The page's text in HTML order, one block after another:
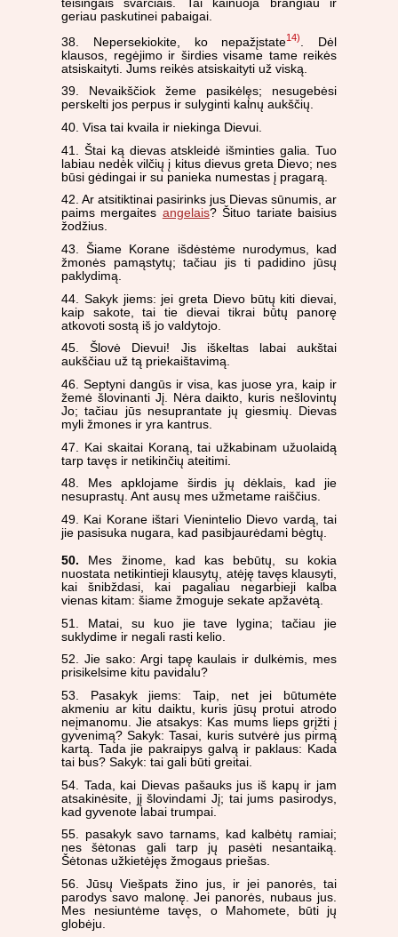
teisingais svarčiais. Tai kainuoja brangiau ir
geriau paskutinei pabaigai.
38. Nepersekiokite, ko nepažįstate14)
. Dėl
klausos, regėjimo ir širdies visame tame reikės
atsiskaityti. Jums reikės atsiskaityti už viską.
39. Nevaikščiok žeme pasikėlęs; nesugebėsi
perskelti jos perpus ir sulyginti kalnų aukščių.
40. Visa tai kvaila ir niekinga Dievui.
41. Štai ką dievas atskleidė išminties galia. Tuo
labiau nedėk vilčių į kitus dievus greta Dievo; nes
būsi gėdingai ir su panieka numestas į pragarą.
42. Ar atsitiktinai pasirinks jus Dievas sūnumis, ar
paims mergaites angelais? Šituo tariate baisius
žodžius.
43. Šiame Korane išdėstėme nurodymus, kad
žmonės pamąstytų; tačiau jis ti padidino jūsų
paklydimą.
44. Sakyk jiems: jei greta Dievo būtų kiti dievai,
kaip sakote, tai tie dievai tikrai būtų panorę
atkovoti sostą iš jo valdytojo.
45. Šlovė Dievui! Jis iškeltas labai aukštai
aukščiau už tą priekaištavimą.
46. Septyni dangūs ir visa, kas juose yra, kaip ir
žemė šlovinanti Jį. Nėra daikto, kuris nešlovintų
Jo; tačiau jūs nesuprantate jų giesmių. Dievas
myli žmones ir yra kantrus.
47. Kai skaitai Koraną, tai užkabinam užuolaidą
tarp tavęs ir netikinčių ateitimi.
48. Mes apklojame širdis jų dėklais, kad jie
nesuprastų. Ant ausų mes užmetame raiščius.
49. Kai Korane ištari Vienintelio Dievo vardą, tai
jie pasisuka nugara, kad pasibjaurėdami bėgtų.
50. Mes žinome, kad kas bebūtų, su kokia
nuostata netikintieji klausytų, atėję tavęs klausyti,
kai šnibždasi, kai pagaliau negarbieji kalba
vienas kitam: šiame žmoguje sekate apžavėtą.
51. Matai, su kuo jie tave lygina; tačiau jie
suklydime ir negali rasti kelio.
52. Jie sako: Argi tapę kaulais ir dulkėmis, mes
prisikelsime kitu pavidalu?
53. Pasakyk jiems: Taip, net jei būtumėte
akmeniu ar kitu daiktu, kuris jūsų protui atrodo
neįmanomu. Jie atsakys: Kas mums lieps grįžti į
gyvenimą? Sakyk: Tasai, kuris sutvėrė jus pirmą
kartą. Tada jie pakraipys galvą ir paklaus: Kada
tai bus? Sakyk: tai gali būti greitai.
54. Tada, kai Dievas pašauks jus iš kapų ir jam
atsakinėsite, jį šlovindami Jį; tai jums pasirodys,
kad gyvenote labai trumpai.
55. pasakyk savo tarnams, kad kalbėtų ramiai;
nes šėtonas gali tarp jų pasėti nesantaiką.
Šėtonas užkietėjęs žmogaus priešas.
56. Jūsų Viešpats žino jus, ir jei panorės, tai
parodys savo malonę. Jei panorės, nubaus jus.
Mes nesiuntėme tavęs, o Mahomete, būti jų
globėju.